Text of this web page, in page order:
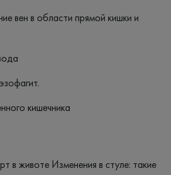
вен в области прямой кишки и
кишечника
в животе Изменения в стуле: такие